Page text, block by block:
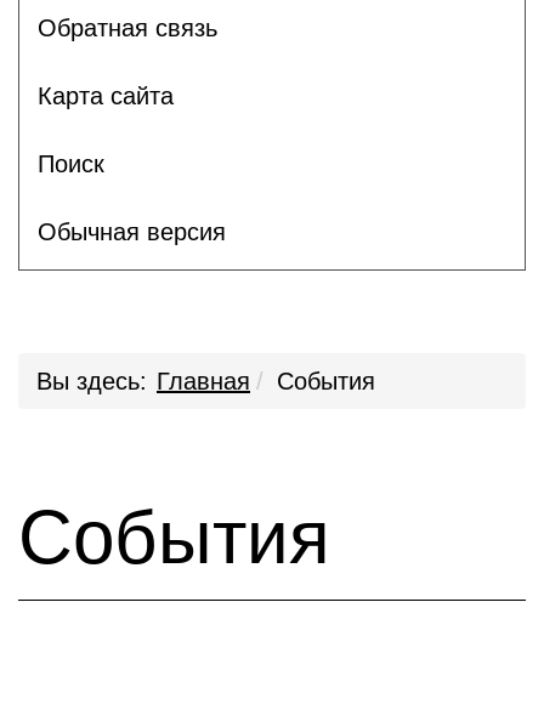
Обратная связь
Карта сайта
Поиск
Обычная версия
Вы здесь: Главная События
События